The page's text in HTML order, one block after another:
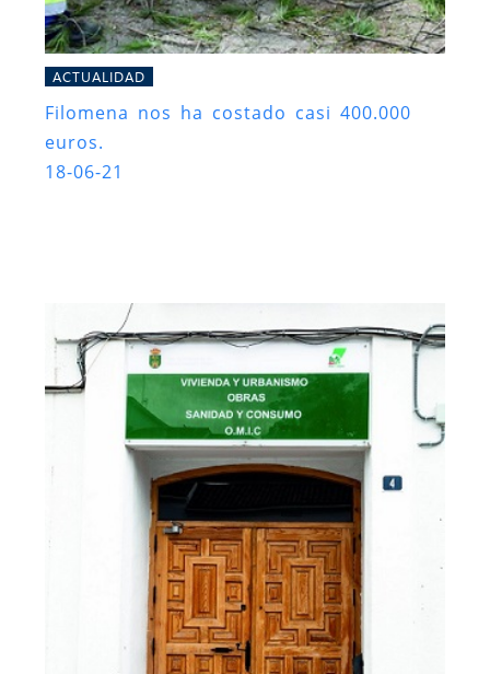
ACTUALIDAD
Filomena nos ha costado casi 400.000
euros.
18-06-21